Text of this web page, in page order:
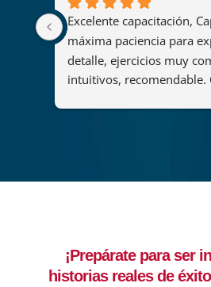
Excelente capacitación,
máxima paciencia para
detalle, ejercicios muy
intuitivos, recomendable.
¡Prepárate para ser
historias reales de